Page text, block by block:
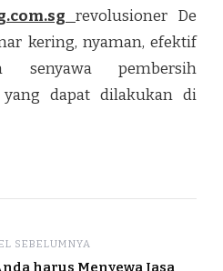
revolusioner De
kering, nyaman, efektif
senyawa pembersih
yang dapat dilakukan di
SEBELUMNYA
harus Menyewa Jasa